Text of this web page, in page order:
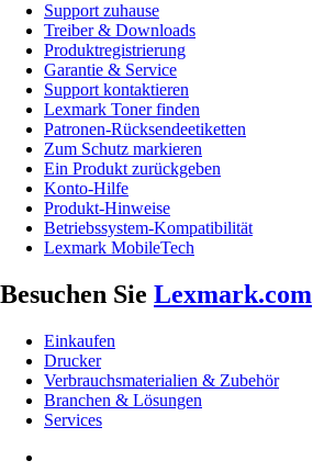
Support zuhause
Treiber & Downloads
Produktregistrierung
Garantie & Service
Support kontaktieren
Lexmark Toner finden
Patronen-Rücksendeetiketten
Zum Schutz markieren
Ein Produkt zurückgeben
Konto-Hilfe
Produkt-Hinweise
Betriebssystem-Kompatibilität
Lexmark MobileTech
Besuchen Sie Lexmark.com
Einkaufen
Drucker
Verbrauchsmaterialien & Zubehör
Branchen & Lösungen
Services